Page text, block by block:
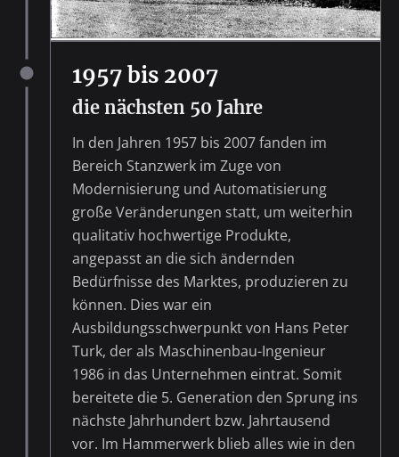
1957 bis 2007
die nächsten 50 Jahre
In den Jahren 1957 bis 2007 fanden im
Bereich Stanzwerk im Zuge von
Modernisierung und Automatisierung
große Veränderungen statt, um weiterhin
qualitativ hochwertige Produkte,
angepasst an die sich ändernden
Bedürfnisse des Marktes, produzieren zu
können. Dies war ein
Ausbildungsschwerpunkt von Hans Peter
Turk, der als Maschinenbau-Ingenieur
1986 in das Unternehmen eintrat. Somit
bereitete die 5. Generation den Sprung ins
nächste Jahrhundert bzw. Jahrtausend
vor. Im Hammerwerk blieb alles wie in den